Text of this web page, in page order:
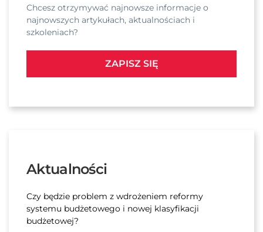
Chcesz otrzymywać najnowsze informacje o
najnowszych artykułach, aktualnościach i
szkoleniach?
ZAPISZ SIĘ
Aktualności
Czy będzie problem z wdrożeniem reformy
systemu budżetowego i nowej klasyfikacji
budżetowej?